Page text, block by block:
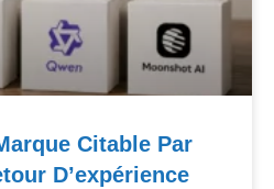
Citable Par
D’expérience